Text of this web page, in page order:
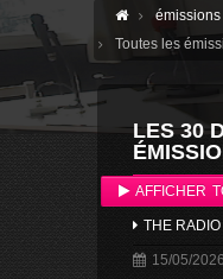
émissions
Toutes les
LES 30
AFFICHER
THE
15/05/